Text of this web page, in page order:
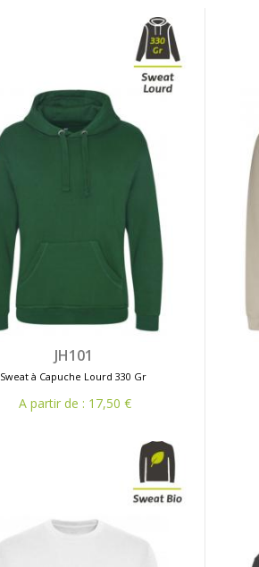
JH101
Sweat à Capuche Lourd 330 Gr
A partir de : 17,50 €